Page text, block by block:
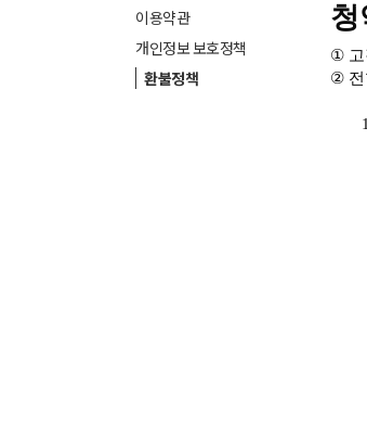
이용약관
개인정보 보호정책
환불정책
청
①
② 전